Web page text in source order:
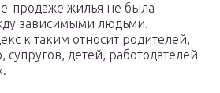
продаже жилья не была
зависимыми людьми.
к таким относит родителей,
супругов, детей, работодателей